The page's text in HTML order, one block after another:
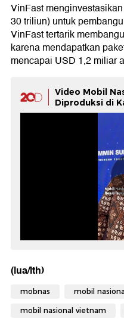
VinFast
30 triliun) untuk
VinFast tertarik
karena mendapatkan
mencapai USD 1,2 miliar
Video Mobil
Diproduksi di
(lua/lth)
mobnas mobil nasional
mobil nasional vietnam